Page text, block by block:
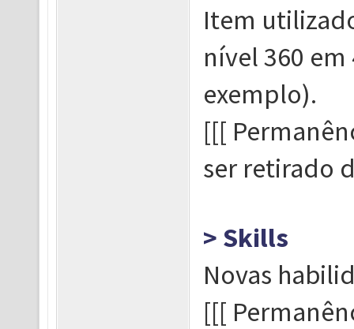
Item
nível 360
exemplo).
[[[
ser retirado
> Skills
Novas
[[[